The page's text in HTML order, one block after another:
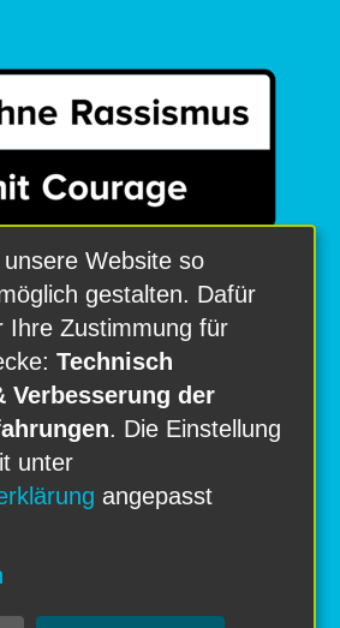
Website so
gestalten. Dafür
Ihre Zustimmung für
Technisch
Verbesserung der
. Die Einstellung
unter
angepasst